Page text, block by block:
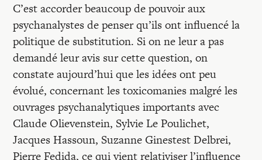
C’est accorder beaucoup de pouvoir aux
psychanalystes de penser qu’ils ont influencé la
politique de substitution. Si on ne leur a pas
demandé leur avis sur cette question, on
constate aujourd’hui que les idées ont peu
évolué, concernant les toxicomanies malgré les
ouvrages psychanalytiques importants avec
Claude Olievenstein, Sylvie Le Poulichet,
Jacques Hassoun, Suzanne Ginestest Delbrei,
Pierre Fedida, ce qui vient relativiser l’influence